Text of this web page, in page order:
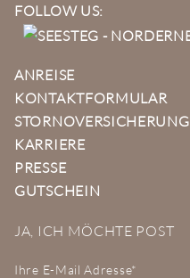
FOLLOW US:
ANREISE
KONTAKTFORMULAR
STORNOVERSICHERUNG
KARRIERE
PRESSE
GUTSCHEIN
JA, ICH MÖCHTE POST
Ihre E-Mail Adresse*